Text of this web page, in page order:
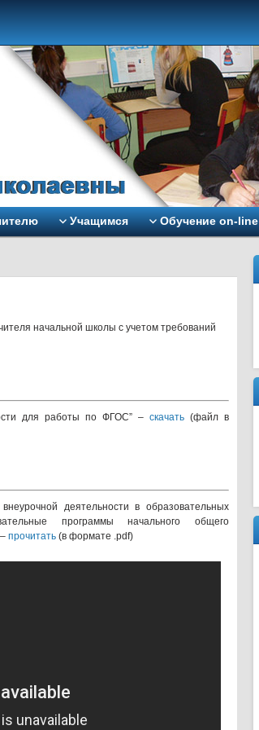
Учащимся Обучение on-line
начальной школы с учетом требований
для работы по ФГОС” – скачать (файл в
деятельности в образовательных
программы начального общего
прочитать (в формате .pdf)